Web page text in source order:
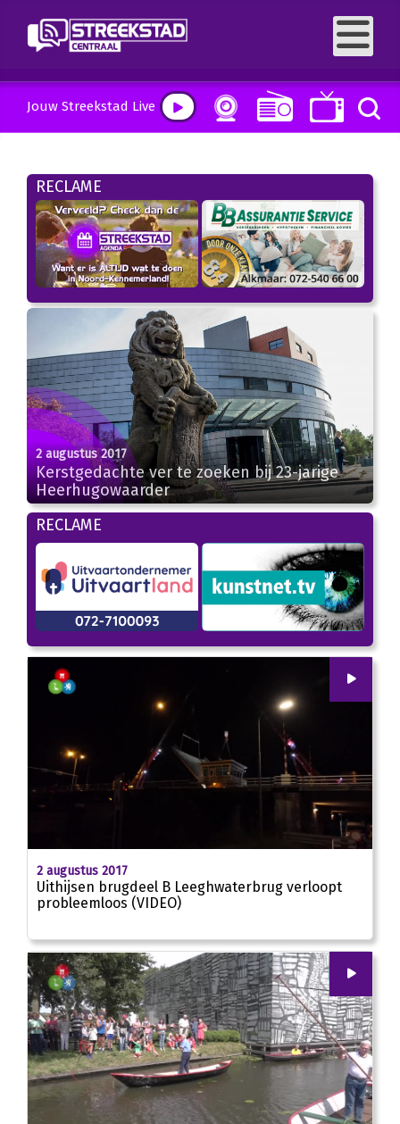
Jouw Streekstad Live
RECLAME
2 augustus 2017
Kerstgedachte ver te zoeken bij 23-jarige
Heerhugowaarder
RECLAME
2 augustus 2017
Uithijsen brugdeel B Leeghwaterbrug verloopt
probleemloos (VIDEO)
00:00